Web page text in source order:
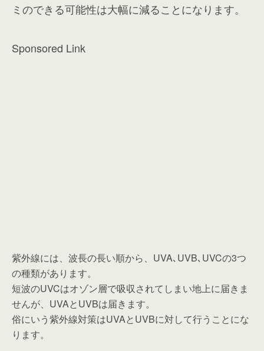
ミのできる可能性は大幅に減ることになります。
Sponsored Link
紫外線には、波長の長い順から、UVA､UVB､UVCの3つ
の種類があります。
短波のUVCはオゾン層で吸収されてしまい地上に届きま
せんが、UVAとUVBは届きます。
俗にいう紫外線対策はUVAとUVBに対して行うことにな
ります。